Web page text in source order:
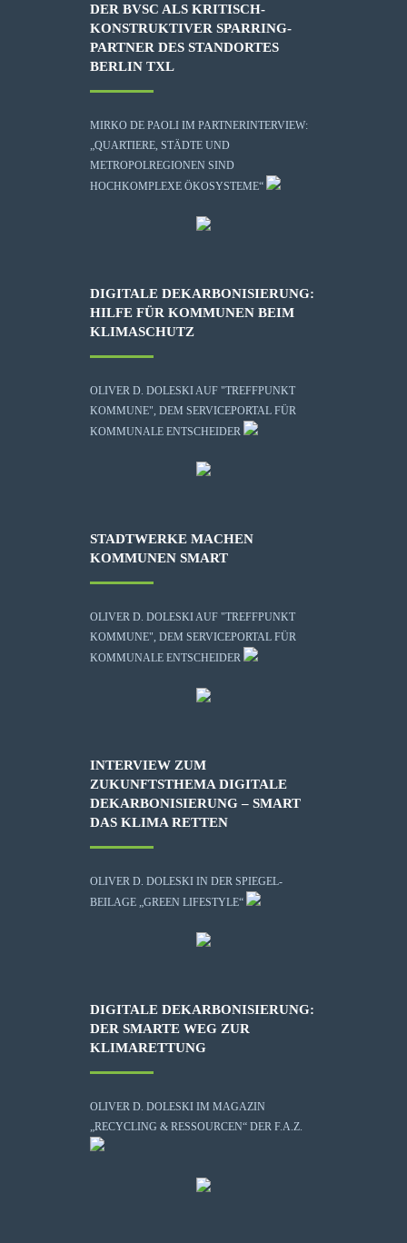
DER BVSC ALS KRITISCH-
KONSTRUKTIVER SPARRING-
PARTNER DES STANDORTES
BERLIN TXL
MIRKO DE PAOLI IM PARTNERINTERVIEW:
„QUARTIERE, STÄDTE UND
METROPOLREGIONEN SIND
HOCHKOMPLEXE ÖKOSYSTEME“
DIGITALE DEKARBONISIERUNG:
HILFE FÜR KOMMUNEN BEIM
KLIMASCHUTZ
OLIVER D. DOLESKI AUF "TREFFPUNKT
KOMMUNE", DEM SERVICEPORTAL FÜR
KOMMUNALE ENTSCHEIDER
STADTWERKE MACHEN
KOMMUNEN SMART
OLIVER D. DOLESKI AUF "TREFFPUNKT
KOMMUNE", DEM SERVICEPORTAL FÜR
KOMMUNALE ENTSCHEIDER
INTERVIEW ZUM
ZUKUNFTSTHEMA DIGITALE
DEKARBONISIERUNG – SMART
DAS KLIMA RETTEN
OLIVER D. DOLESKI IN DER SPIEGEL-
BEILAGE „GREEN LIFESTYLE“
DIGITALE DEKARBONISIERUNG:
DER SMARTE WEG ZUR
KLIMARETTUNG
OLIVER D. DOLESKI IM MAGAZIN
„RECYCLING & RESSOURCEN“ DER F.A.Z.